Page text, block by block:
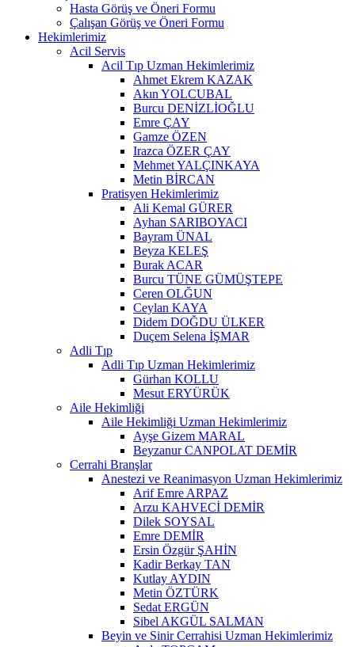
Hasta Görüş ve Öneri Formu
Çalışan Görüş ve Öneri Formu
Hekimlerimiz
Acil Servis
Acil Tıp Uzman Hekimlerimiz
Ahmet Ekrem KAZAK
Akın YOLCUBAL
Burcu DENİZLİOĞLU
Emre ÇAY
Gamze ÖZEN
Irazca ÖZER ÇAY
Mehmet YALÇINKAYA
Metin BİRCAN
Pratisyen Hekimlerimiz
Ali Kemal GÜRER
Ayhan SARIBOYACI
Bayram ÜNAL
Beyza KELEŞ
Burak ACAR
Burcu TÜNE GÜMÜŞTEPE
Ceren OLĞUN
Ceylan KAYA
Didem DOĞDU ÜLKER
Duçem Selena İŞMAR
Adli Tıp
Adli Tıp Uzman Hekimlerimiz
Gürhan KOLLU
Mesut ERYÜRÜK
Aile Hekimliği
Aile Hekimliği Uzman Hekimlerimiz
Ayşe Gizem MARAL
Beyzanur CANPOLAT DEMİR
Cerrahi Branşlar
Anestezi ve Reanimasyon Uzman Hekimlerimiz
Arif Emre ARPAZ
Arzu KAHVECİ DEMİR
Dilek SOYSAL
Emre DEMİR
Ersin Özgür ŞAHİN
Kadir Berkay TAN
Kutlay AYDIN
Metin ÖZTÜRK
Sedat ERGÜN
Sibel AKGÜL SALMAN
Beyin ve Sinir Cerrahisi Uzman Hekimlerimiz